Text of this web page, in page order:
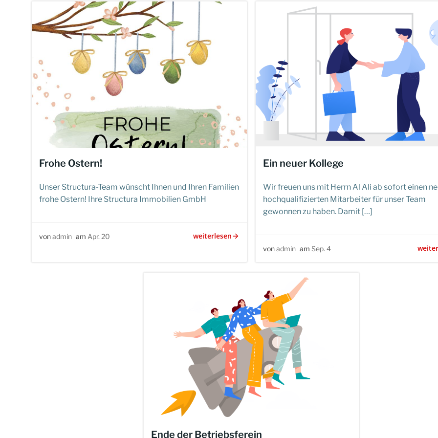
Frohe Ostern!
Unser Structura-Team wünscht Ihnen und Ihren Familien
frohe Ostern! Ihre Structura Immobilien GmbH
vonadmin am Apr. 20 weiterlesen
Ein neuer Kollege
Wir freuen uns mit Herrn Al Ali ab sofort einen
hochqualifizierten Mitarbeiter für unser Team
gewonnen zu haben. Damit […]
vonadmin am Sep. 4
Ende der Betriebsferein